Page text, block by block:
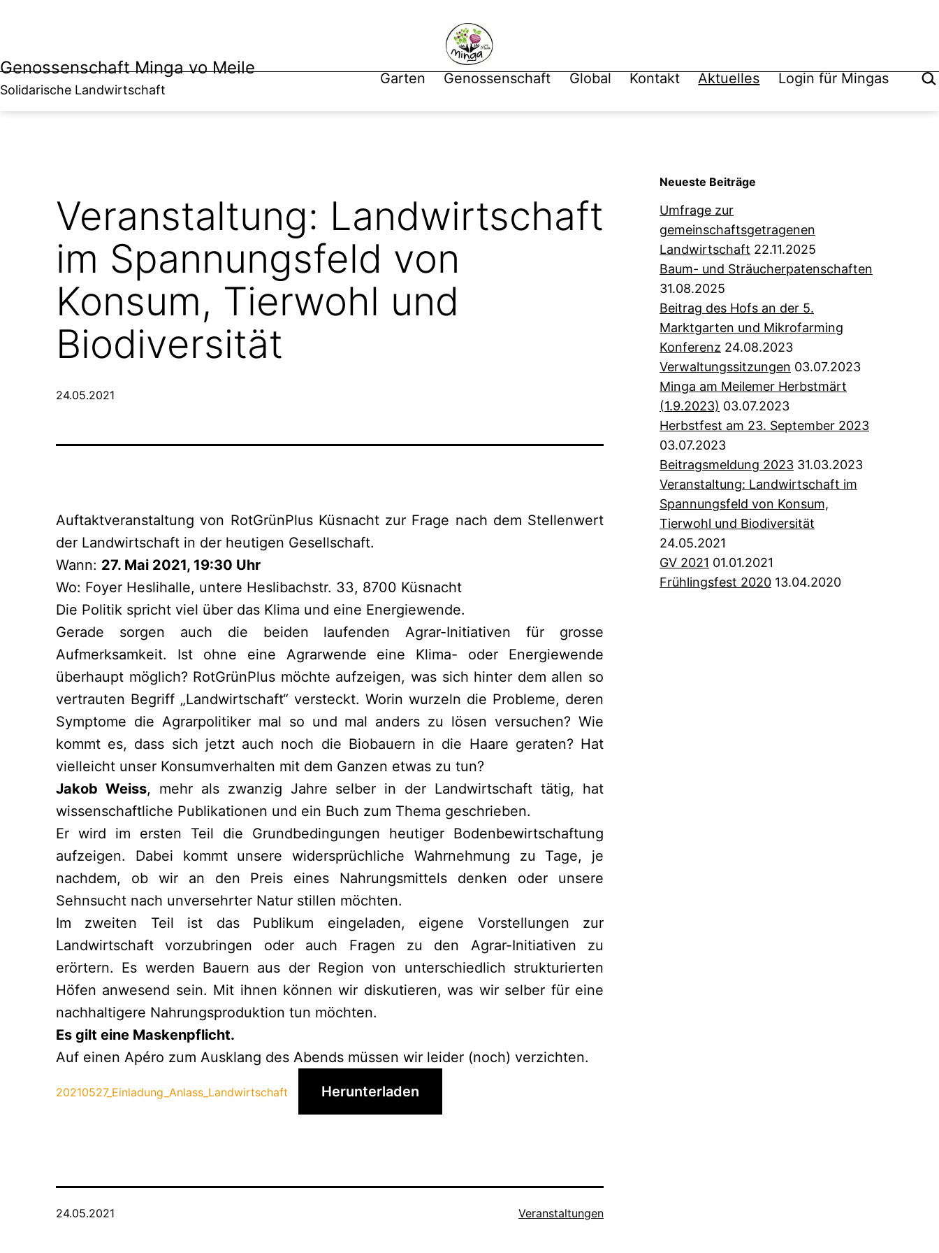
Genossenschaft Minga vo Meile
Solidarische Landwirtschaft
Garten Genossenschaft Global Kontakt Aktuelles Login für Mingas
Veranstaltung: Landwirtschaft
im Spannungsfeld von
Konsum, Tierwohl und
Biodiversität
Veröffentlicht
24.05.2021
Auftaktveranstaltung von RotGrünPlus Küsnacht zur Frage nach dem Stellenwert
der Landwirtschaft in der heutigen Gesellschaft.
Wann: 27. Mai 2021, 19:30 Uhr
Wo: Foyer Heslihalle, untere Heslibachstr. 33, 8700 Küsnacht
Die Politik spricht viel über das Klima und eine Energiewende.
Gerade sorgen auch die beiden laufenden Agrar-Initiativen für grosse
Aufmerksamkeit. Ist ohne eine Agrarwende eine Klima- oder Energiewende
überhaupt möglich? RotGrünPlus möchte aufzeigen, was sich hinter dem allen so
vertrauten Begriff „Landwirtschaft“ versteckt. Worin wurzeln die Probleme, deren
Symptome die Agrarpolitiker mal so und mal anders zu lösen versuchen? Wie
kommt es, dass sich jetzt auch noch die Biobauern in die Haare geraten? Hat
vielleicht unser Konsumverhalten mit dem Ganzen etwas zu tun?
Jakob Weiss, mehr als zwanzig Jahre selber in der Landwirtschaft tätig, hat
wissenschaftliche Publikationen und ein Buch zum Thema geschrieben.
Er wird im ersten Teil die Grundbedingungen heutiger Bodenbewirtschaftung
aufzeigen. Dabei kommt unsere widersprüchliche Wahrnehmung zu Tage, je
nachdem, ob wir an den Preis eines Nahrungsmittels denken oder unsere
Sehnsucht nach unversehrter Natur stillen möchten.
Im zweiten Teil ist das Publikum eingeladen, eigene Vorstellungen zur
Landwirtschaft vorzubringen oder auch Fragen zu den Agrar-Initiativen zu
erörtern. Es werden Bauern aus der Region von unterschiedlich strukturierten
Höfen anwesend sein. Mit ihnen können wir diskutieren, was wir selber für eine
nachhaltigere Nahrungsproduktion tun möchten.
Es gilt eine Maskenpflicht.
Auf einen Apéro zum Ausklang des Abends müssen wir leider (noch) verzichten.
20210527_Einladung_Anlass_Landwirtschaft Herunterladen
Veröffentlicht
24.05.2021
Kategorisiert
Veranstaltungen
Neueste Beiträge
Umfrage zur
gemeinschaftsgetragenen
Landwirtschaft 22.11.2025
Baum- und Sträucherpatenschaften
31.08.2025
Beitrag des Hofs an der 5.
Marktgarten und Mikrofarming
Konferenz 24.08.2023
Verwaltungssitzungen 03.07.2023
Minga am Meilemer Herbstmärt
(1.9.2023) 03.07.2023
Herbstfest am 23. September 2023
03.07.2023
Beitragsmeldung 2023 31.03.2023
Veranstaltung: Landwirtschaft im
Spannungsfeld von Konsum,
Tierwohl und Biodiversität
24.05.2021
GV 2021 01.01.2021
Frühlingsfest 2020 13.04.2020